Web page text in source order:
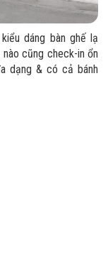
dáng bàn ghế lạ
cũng check-in ổn
dạng & có cả bánh